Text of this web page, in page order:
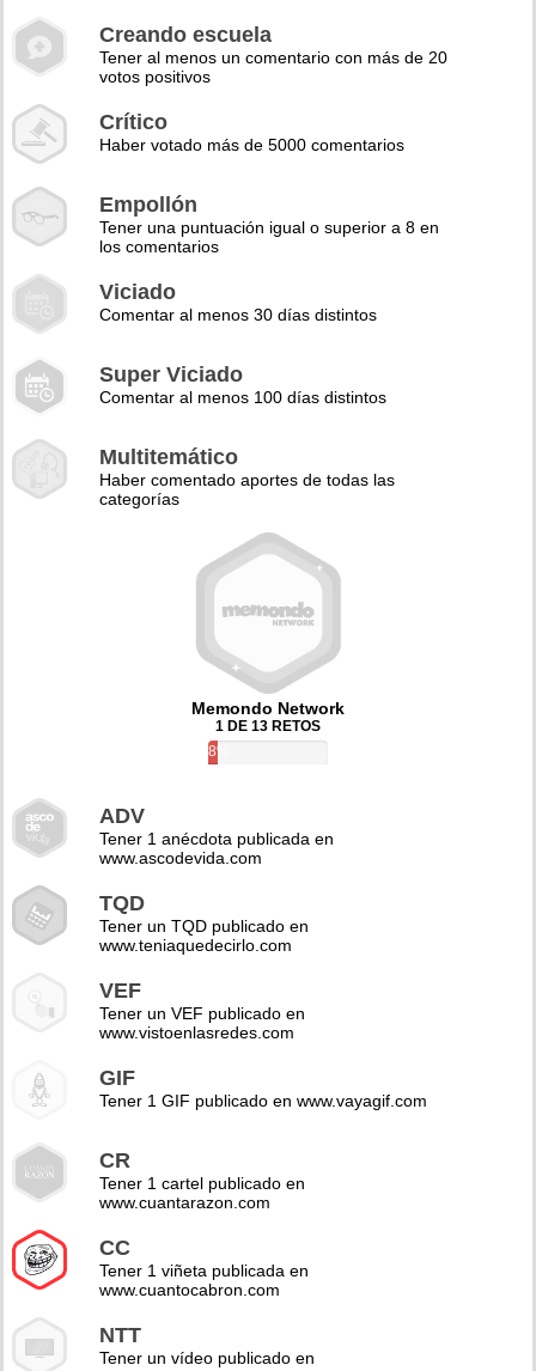
Creando escuela
Tener al menos un comentario con más de 20
votos positivos
Crítico
Haber votado más de 5000 comentarios
Empollón
Tener una puntuación igual o superior a 8 en
los comentarios
Viciado
Comentar al menos 30 días distintos
Super Viciado
Comentar al menos 100 días distintos
Multitemático
Haber comentado aportes de todas las
categorías
Memondo Network
1 DE 13 RETOS
8%
ADV
Tener 1 anécdota publicada en
www.ascodevida.com
TQD
Tener un TQD publicado en
www.teniaquedecirlo.com
VEF
Tener un VEF publicado en
www.vistoenlasredes.com
GIF
Tener 1 GIF publicado en www.vayagif.com
CR
Tener 1 cartel publicado en
www.cuantarazon.com
CC
Tener 1 viñeta publicada en
www.cuantocabron.com
NTT
Tener un vídeo publicado en